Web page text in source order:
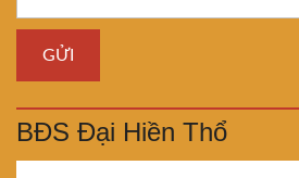
BĐS Đại Hiền Thổ